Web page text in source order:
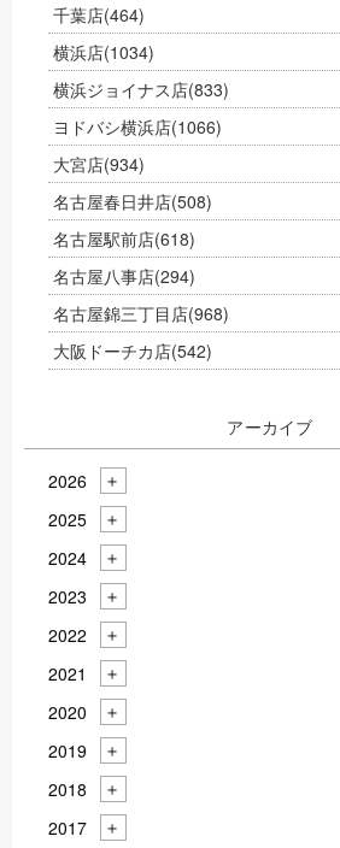
千葉店(464)
横浜店(1034)
横浜ジョイナス店(833)
ヨドバシ横浜店(1066)
大宮店(934)
名古屋春日井店(508)
名古屋駅前店(618)
名古屋八事店(294)
名古屋錦三丁目店(968)
大阪ドーチカ店(542)
アーカイブ
2026
2025
2024
2023
2022
2021
2020
2019
2018
2017